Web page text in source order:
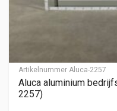
Artikelnummer Aluca-2257
Aluca aluminium
2257)